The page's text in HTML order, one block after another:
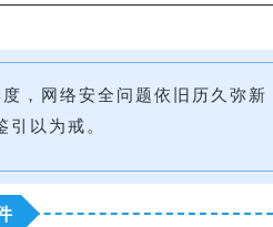
，网络安全问题依旧历久弥
以为戒。